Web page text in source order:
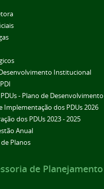
Institucional
- Plano de
Implementação dos PDUs 2026
dos PDUs 2023 - 2025
Anual
Planos
de